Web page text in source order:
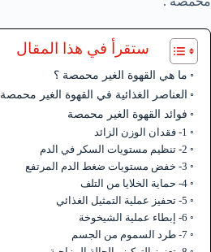
ستقرأ في هذا المقال
ما هي القهوة الغير محمصة ؟
العناصر الغذائية في القهوة الغير محمصة
فوائد القهوة الغير محمصة
1- فقدان الوزن الزائد
2- تنظيم مستويات السكر في الدم
3- خفض مستويات ضغط الدم المرتفع
4- حماية الخلايا من التلف
5- تحفيز عملية التمثيل الغذائي
6- إبطاء عملية الشيخوخة
7- طرد السموم من الجسم